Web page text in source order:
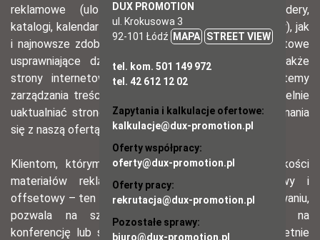
DUX PROMOTION
ul. Krokusowa 3
92-101 Łódź
MAPA STREET VIEW
tel. kom. 501 149 972
tel. 42 612 12 02
Zapytania i kalkulacje ofertowe:
kalkulacje@dux-promotion.pl
Oferty współpracy:
oferty@dux-promotion.pl
Oferty pracy:
rekrutacja@dux-promotion.pl
Pozostałe sprawy:
biuro@dux-promotion.pl